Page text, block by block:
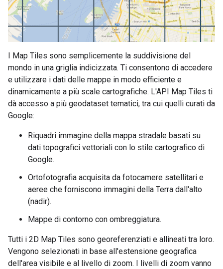
I Map Tiles sono semplicemente la suddivisione del
mondo in una griglia indicizzata. Ti consentono di accedere
e utilizzare i dati delle mappe in modo efficiente e
dinamicamente a più scale cartografiche. L'API Map Tiles ti
dà accesso a più geodataset tematici, tra cui quelli curati da
Google:
Riquadri immagine della mappa stradale basati su
dati topografici vettoriali con lo stile cartografico di
Google.
Ortofotografia acquisita da fotocamere satellitari e
aeree che forniscono immagini della Terra dall'alto
(nadir).
Mappe di contorno con ombreggiatura.
Tutti i 2D Map Tiles sono georeferenziati e allineati tra loro.
Vengono selezionati in base all'estensione geografica
dell'area visibile e al livello di zoom. I livelli di zoom vanno